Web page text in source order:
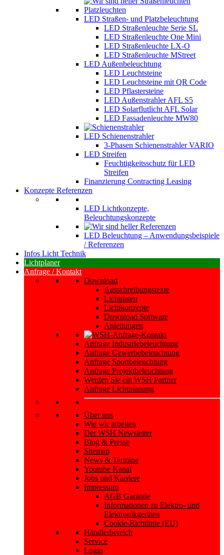
LED Straßen- und Platzbeleuchtung
LED Straßenleuchte Serie SL
LED Straßenleuchte One Mini
LED Straßenleuchte LX-O
LED Straßenleuchte MStreet
LED Außenbeleuchtung
LED Leuchtsteine
LED Leuchtsteine mit QR Code
LED Pflastersteine
LED Außenstrahler AFL S5
LED Solarflutlicht AFL Solar
LED Fassadenleuchte MW80
LED Schienenstrahler
3-Phasen Schienenstrahler VARIO
LED Streifen
Feuchtigkeitsschutz für LED
Streifen
Finanzierung Contracting Leasing
Konzepte Referenzen
LED Lichtkonzepte,
Beleuchtungskonzepte
LED Beleuchtung – Anwendungsbeispiele
/ Referenzen
Infos Licht Technik
Lichtplaner
Anfrage / Kontakt
Download
Ausschreibungstexte
Lichtdaten
Lichtkonzepte
Download Software
Anleitungen
Anfrage Industriebeleuchtung
Anfrage Gewerbebeleuchtung
Anfrage Sportbeleuchtung
Anfrage Projektbeleuchtung
Werden Sie ein WSH Partner
Anfrage Lichtplanung
Über uns
Wie wir arbeiten
Der WSH Newsletter
Blog & Presse
Sitemap
News & Termine
Youtube Kanal
Jobs und Karriere
Impressum
AGB Garantie
Informationen zu Elektro- und
Elektronikgeräten
Cookie-Richtlinie (EU)
Händlerbereich
Service
Login